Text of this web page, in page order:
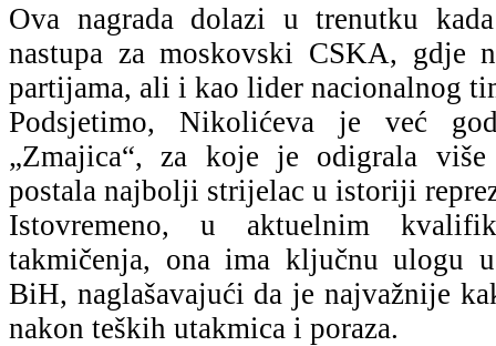
Ova nagrada dolazi u trenutku
nastupa za moskovski CSKA, gdje
partijama, ali i kao lider nacionalnog
Podsjetimo, Nikolićeva je već
„Zmajica“, za koje je odigrala
postala najbolji strijelac u istoriji
Istovremeno, u aktuelnim
takmičenja, ona ima ključnu ulogu
BiH, naglašavajući da je najvažnije
nakon teških utakmica i poraza.